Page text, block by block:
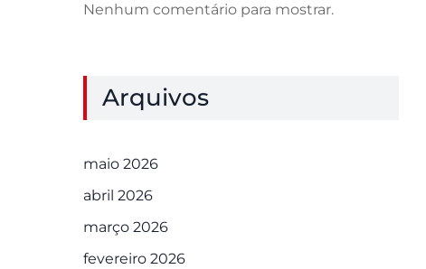
Nenhum comentário para mostrar.
Arquivos
maio 2026
abril 2026
março 2026
fevereiro 2026